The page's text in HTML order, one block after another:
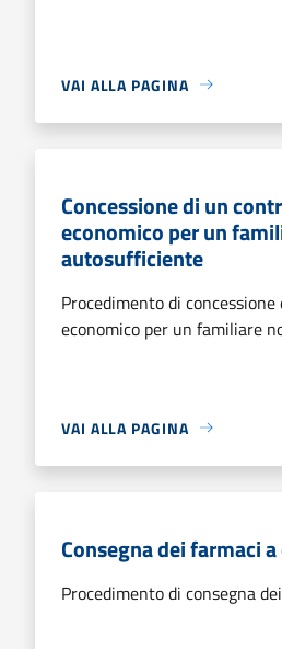
VAI ALLA PAGINA
Concessione di un
economico per un
autosufficiente
Procedimento di
economico per un familiare
VAI ALLA PAGINA
Consegna dei farmaci
Procedimento di consegna